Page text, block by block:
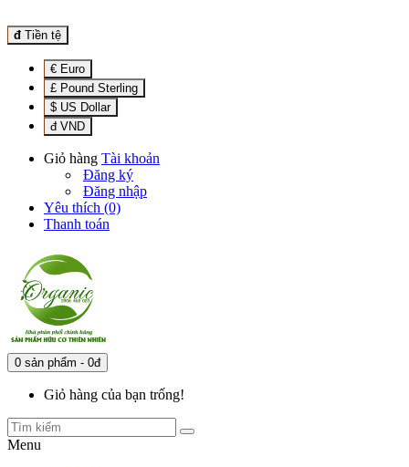
đ Tiền tệ
€ Euro
£ Pound Sterling
$ US Dollar
đ VND
Giỏ hàng Tài khoản
Đăng ký
Đăng nhập
Yêu thích (0)
Thanh toán
0 sản phẩm - 0đ
Giỏ hàng của bạn trống!
Menu